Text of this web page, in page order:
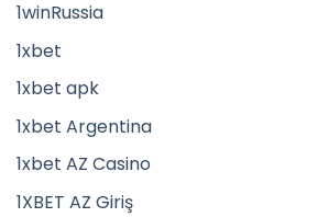
1winRussia
1xbet
1xbet apk
1xbet Argentina
1xbet AZ Casino
1XBET AZ Giriş